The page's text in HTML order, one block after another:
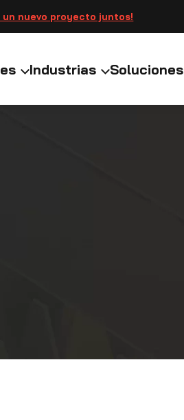
un nuevo proyecto juntos!
Industrias Soluciones